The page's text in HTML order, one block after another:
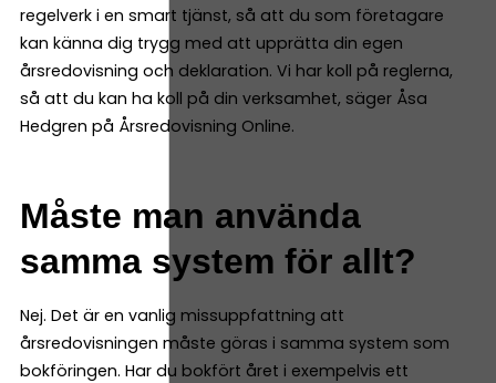
regelverk i en smart tjänst, så att du som företagare
kan känna dig trygg med att upprätta din egen
årsredovisning och deklaration. Vi har koll på reglerna,
så att du kan ha koll på din verksamhet, säger Åsa
Hedgren på Årsredovisning Online.
Måste man använda
samma system för allt?
Nej. Det är en vanlig missuppfattning att
årsredovisningen måste göras i samma system som
bokföringen. Har du bokfört året i exempelvis ett